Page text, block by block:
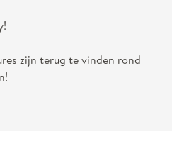
zijn terug te vinden rond